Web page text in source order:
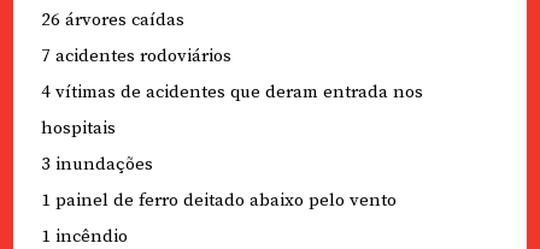
26 árvores caídas
7 acidentes rodoviários
4 vítimas de acidentes que deram entrada nos
hospitais
3 inundações
1 painel de ferro deitado abaixo pelo vento
1 incêndio